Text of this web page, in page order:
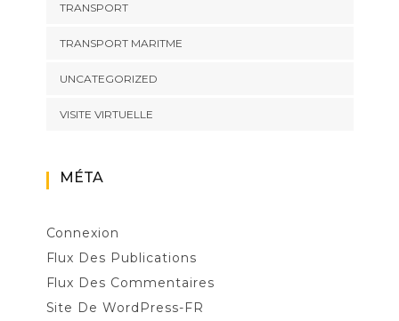
TRANSPORT
TRANSPORT MARITME
UNCATEGORIZED
VISITE VIRTUELLE
MÉTA
Connexion
Flux Des Publications
Flux Des Commentaires
Site De WordPress-FR